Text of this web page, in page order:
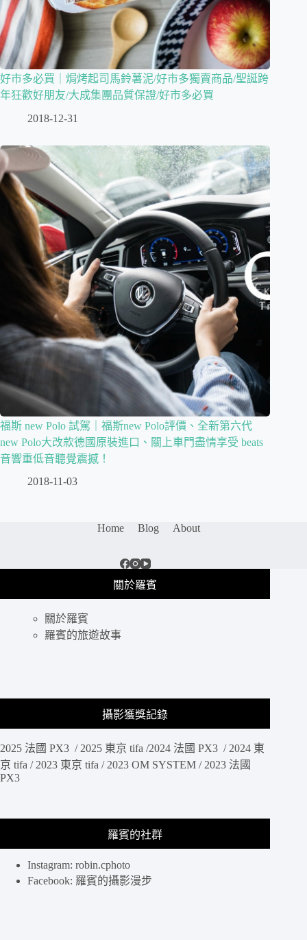
好市多必買｜焗烤起司馬鈴薯泥/好市多獨賣商品/聖誕跨
年狂歡好朋友/大成集團品質保證/好市多必買
2018-12-31
福斯 new Polo 試駕｜福斯new Polo評價、全新第六代
new Polo大改款德國原裝進口、關上車門盡情享受 beats
音響重低音聽覺震撼！
2018-11-03
Home Blog About
關於羅賓
關於羅賓
羅賓的旅遊故事
攝影獲獎記錄
2025 法國 PX3 / 2025 東京 tifa /2024 法國 PX3 / 2024 東
京 tifa / 2023 東京 tifa / 2023 OM SYSTEM / 2023 法國
PX3
羅賓的社群
Instagram: robin.cphoto
Facebook: 羅賓的攝影漫步